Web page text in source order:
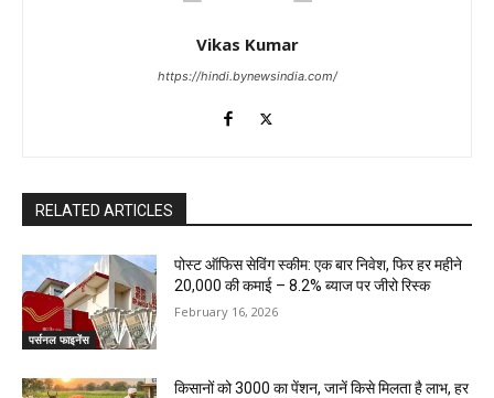
Vikas Kumar
https://hindi.bynewsindia.com/
RELATED ARTICLES
पर्सनल फाइनेंस
पोस्ट ऑफिस सेविंग स्कीम: एक बार निवेश, फिर हर महीने
₹20,000 की कमाई – 8.2% ब्याज पर जीरो रिस्क
February 16, 2026
किसानों को ₹3000 का पेंशन, जानें किसे मिलता है लाभ, हर